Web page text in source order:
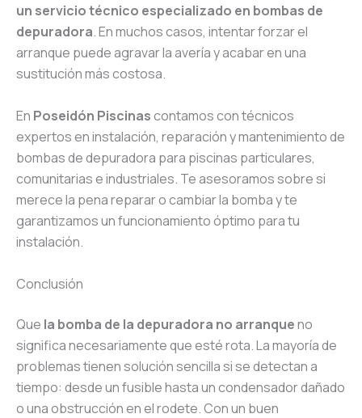
un servicio técnico especializado en bombas de
depuradora. En muchos casos, intentar forzar el
arranque puede agravar la avería y acabar en una
sustitución más costosa.
En Poseidón Piscinascontamos con técnicos
expertos en instalación, reparación y mantenimiento de
bombas de depuradora para piscinas particulares,
comunitarias e industriales. Te asesoramos sobre si
merece la pena reparar o cambiar la bomba y te
garantizamos un funcionamiento óptimo para tu
instalación.
Conclusión
Que la bomba de la depuradora no arranqueno
significa necesariamente que esté rota. La mayoría de
problemas tienen solución sencilla si se detectan a
tiempo: desde un fusible hasta un condensador dañado
o una obstrucción en el rodete. Con un buen